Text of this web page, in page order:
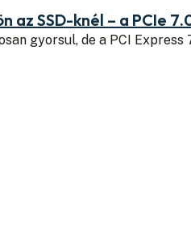
az SSD-knél – a PCIe
gyorsul, de a PCI Express